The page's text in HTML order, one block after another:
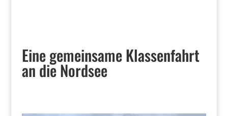
Eine gemeinsame Klassenfahrt
an die Nordsee